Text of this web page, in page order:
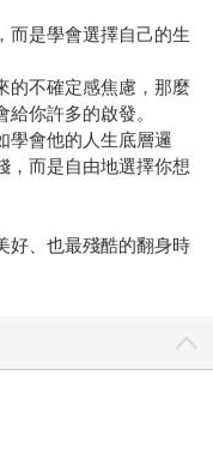
而是學會選擇自己的生
的不確定感焦慮，那麼
你許多的啟發。
學會他的人生底層邏
，而是自由地選擇你想
好、也最殘酷的翻身時